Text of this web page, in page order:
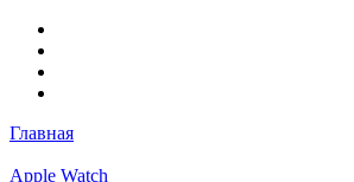
Главная
Apple Watch